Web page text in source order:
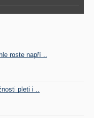
roste napří ..
pleti i ..